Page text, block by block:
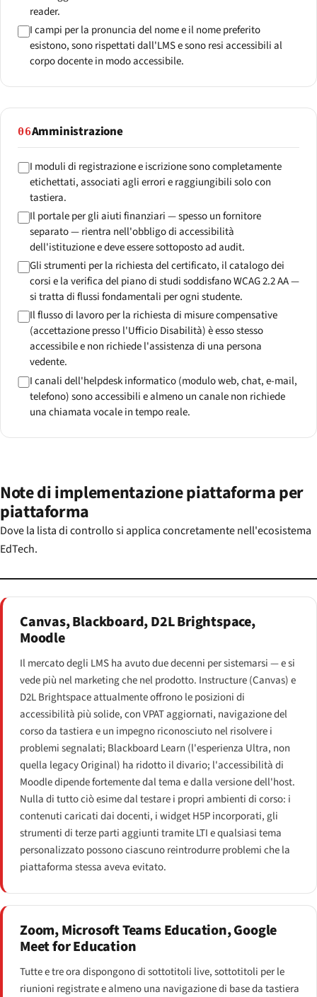
reader.
I campi per la pronuncia del nome e il nome preferito
esistono, sono rispettati dall'LMS e sono resi accessibili al
corpo docente in modo accessibile.
06Amministrazione
I moduli di registrazione e iscrizione sono completamente
etichettati, associati agli errori e raggiungibili solo con
tastiera.
Il portale per gli aiuti finanziari — spesso un fornitore
separato — rientra nell'obbligo di accessibilità
dell'istituzione e deve essere sottoposto ad audit.
Gli strumenti per la richiesta del certificato, il catalogo dei
corsi e la verifica del piano di studi soddisfano WCAG 2.2 AA —
si tratta di flussi fondamentali per ogni studente.
Il flusso di lavoro per la richiesta di misure compensative
(accettazione presso l'Ufficio Disabilità) è esso stesso
accessibile e non richiede l'assistenza di una persona
vedente.
I canali dell'helpdesk informatico (modulo web, chat, e-mail,
telefono) sono accessibili e almeno un canale non richiede
una chiamata vocale in tempo reale.
Note di implementazione piattaforma per
piattaforma
Dove la lista di controllo si applica concretamente nell'ecosistema
EdTech.
Canvas, Blackboard, D2L Brightspace,
Moodle
Il mercato degli LMS ha avuto due decenni per sistemarsi — e si
vede più nel marketing che nel prodotto. Instructure (Canvas) e
D2L Brightspace attualmente offrono le posizioni di
accessibilità più solide, con VPAT aggiornati, navigazione del
corso da tastiera e un impegno riconosciuto nel risolvere i
problemi segnalati; Blackboard Learn (l'esperienza Ultra, non
quella legacy Original) ha ridotto il divario; l'accessibilità di
Moodle dipende fortemente dal tema e dalla versione dell'host.
Nulla di tutto ciò esime dal testare i propri ambienti di corso: i
contenuti caricati dai docenti, i widget H5P incorporati, gli
strumenti di terze parti aggiunti tramite LTI e qualsiasi tema
personalizzato possono ciascuno reintrodurre problemi che la
piattaforma stessa aveva evitato.
Zoom, Microsoft Teams Education, Google
Meet for Education
Tutte e tre ora dispongono di sottotitoli live, sottotitoli per le
riunioni registrate e almeno una navigazione di base da tastiera